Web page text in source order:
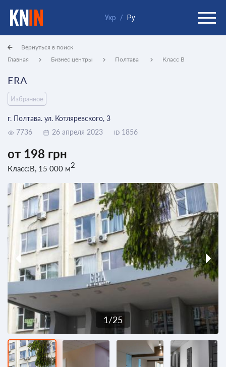
Укр / Ру
Главная Бизнес центры Полтава Класс B
Вернуться в поиск
ERA
Избранное
г. Полтава. ул. Котляревского, 3
7736
26 апреля 2023 ID 1856
от 198 грн
Класс:B, 15 000 м2
1/25